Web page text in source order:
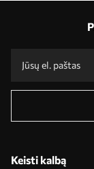
Keisti kalbą